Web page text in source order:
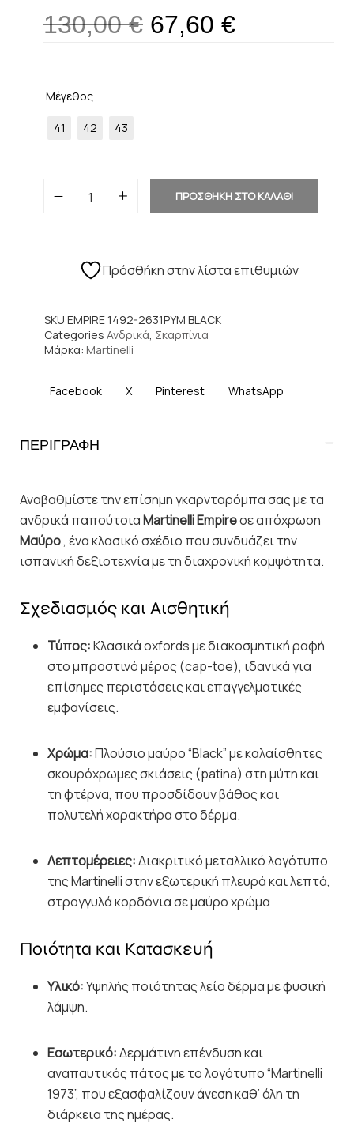
130,00€ 67,60 €
Μέγεθος
41 42 43
ΠΡΟΣΘΗΚΗ ΣΤΟ ΚΑΛΑΘΙ
Πρόσθήκη στην λίστα επιθυμιών
SKU EMPIRE 1492-2631PYM BLACK
Categories Ανδρικά, Σκαρπίνια
Μάρκα: Martinelli
Facebook X Pinterest WhatsApp
ΠΕΡΙΓΡΑΦΗ
Αναβαθμίστε την επίσημη γκαρνταρόμπα σας με τα
ανδρικά παπούτσιαMartinelli Empireσε απόχρωση
Μαύρο, ένα κλασικό σχέδιο που συνδυάζει την
ισπανική δεξιοτεχνία με τη διαχρονική κομψότητα.
Σχεδιασμός και Αισθητική
Τύπος:Κλασικά oxfords με διακοσμητική ραφή
στο μπροστινό μέρος (cap-toe), ιδανικά για
επίσημες περιστάσεις και επαγγελματικές
εμφανίσεις.
Χρώμα:Πλούσιο μαύρο “Black” με καλαίσθητες
σκουρόχρωμες σκιάσεις (patina) στη μύτη και
τη φτέρνα, που προσδίδουν βάθος και
πολυτελή χαρακτήρα στο δέρμα.
Λεπτομέρειες:Διακριτικό μεταλλικό λογότυπο
της Martinelli στην εξωτερική πλευρά και λεπτά,
στρογγυλά κορδόνια σε μαύρο χρώμα
Ποιότητα και Κατασκευή
Υλικό:Υψηλής ποιότητας λείο δέρμα με φυσική
λάμψη.
Εσωτερικό:Δερμάτινη επένδυση και
αναπαυτικός πάτος με το λογότυπο “Martinelli
1973”, που εξασφαλίζουν άνεση καθ’ όλη τη
διάρκεια της ημέρας.